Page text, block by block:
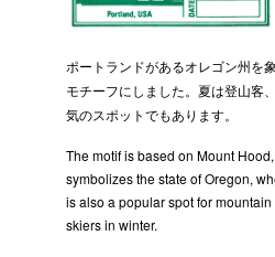
ポートランドがあるオレゴン州を
モチーフにしました。夏は登山客
気のスポットでもあります。
The motif is based on Mount
symbolizes the state of Oregon,
is also a popular spot for
skiers in winter.